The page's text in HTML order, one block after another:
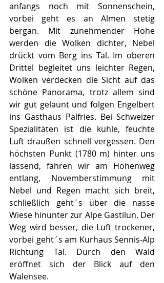
anfangs noch mit Sonnenschein,
vorbei geht es an Almen stetig
bergan. Mit zunehmender Höhe
werden die Wolken dichter, Nebel
drückt vom Berg ins Tal. Im oberen
Drittel begleitet uns leichter Regen,
Wolken verdecken die Sicht auf das
schöne Panorama, trotz allem sind
wir gut gelaunt und folgen Engelbert
ins Gasthaus Palfries. Bei Schweizer
Spezialitäten ist die kühle, feuchte
Luft draußen schnell vergessen. Den
höchsten Punkt (1780 m) hinter uns
lassend, fahren wir am Höhenweg
entlang, Novemberstimmung mit
Nebel und Regen macht sich breit,
schließlich geht´s über die nasse
Wiese hinunter zur Alpe Gastilun. Der
Weg wird besser, die Luft trockener,
vorbei geht´s am Kurhaus Sennis-Alp
Richtung Tal. Durch den Wald
eröffnet sich der Blick auf den
Walensee.